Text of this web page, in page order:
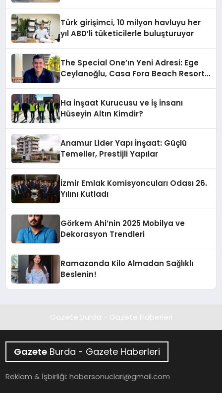
Türk girişimci, 10 milyon havluyu her
yıl ABD’li tüketicilerle buluşturuyor
The Special One’ın Yeni Adresi: Ege
Ceylanoğlu, Casa Fora Beach Resort
Ha İnşaat Kurucusu ve İş İnsanı
Hüseyin Altın Kimdir?
Anamur Lider Yapı İnşaat: Güçlü
Temeller, Prestijli Yapılar
İzmir Emlak Komisyoncuları Odası 26.
Yılını Kutladı
Görkem Ahi’nin 2025 Mobilya ve
Dekorasyon Trendleri
Ramazanda Kilo Almadan Sağlıklı
Beslenin!
Gazete Burda - Gazete Haberleri
Gazete Burda - Gazete Haberleri
Reklam & İşbirliği:habersonuclari@gmail.com